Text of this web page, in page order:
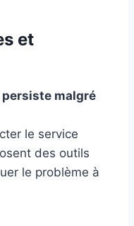
et
persiste malgré
le service
des outils
le problème à